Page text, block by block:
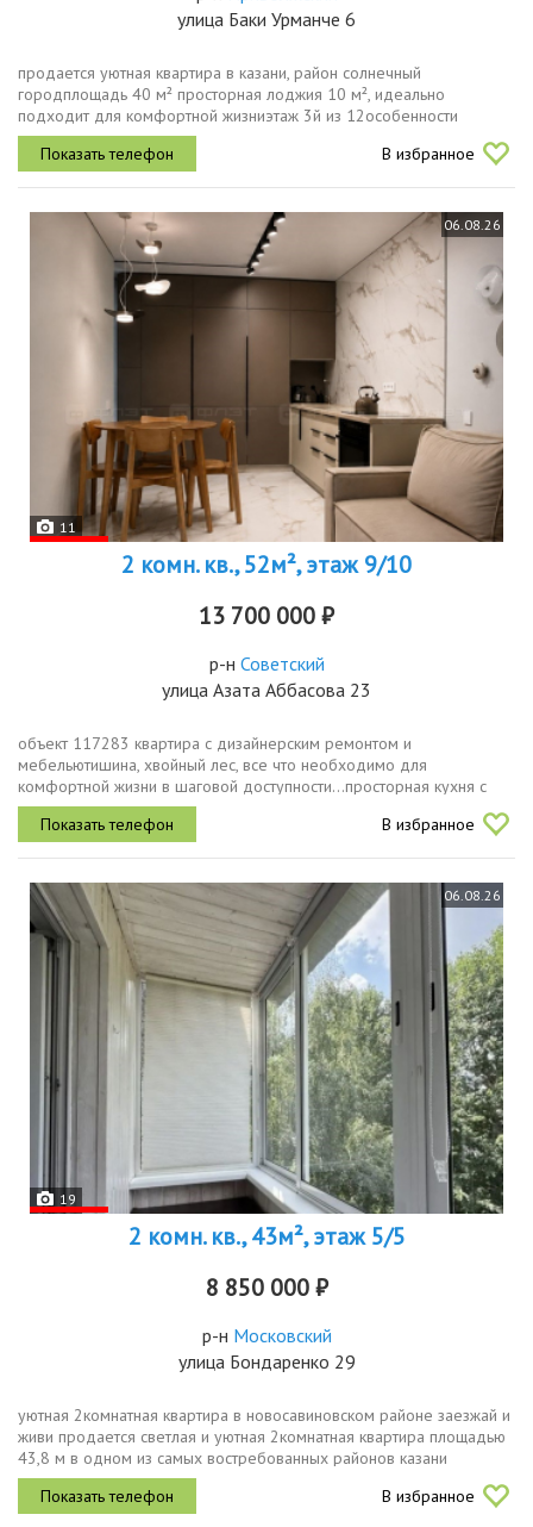
улица Баки Урманче 6
продается уютная квартира в казани, район солнечный
городплощадь 40 м² просторная лоджия 10 м², идеально
подходит для комфортной жизниэтаж 3й из 12особенности
светлая и светлая квартира с большой лоджией отличное место
для отдыха и работырайон...
В избранное
06.08.26
11
2 комн. кв., 52м², этаж 9/10
13 700 000 ₽
р-н Советский
улица Азата Аббасова 23
объект 117283 квартира с дизайнерским ремонтом и
мебельютишина, хвойный лес, все что необходимо для
комфортной жизни в шаговой доступности...пpocторная кухня с
вcтроенной техникoй пocудомоечнaя xолодильник индукциoннaя
плита cтиpaлка сушилкаиз окон...
В избранное
06.08.26
19
2 комн. кв., 43м², этаж 5/5
8 850 000 ₽
р-н Московский
улица Бондаренко 29
уютная 2комнатная квартира в новосавиновском районе заезжай и
живи продается светлая и уютная 2комнатная квартира площадью
43,8 м в одном из самых востребованных районов казани
новосавиновском. квартира теплая, с удобной планировкой,
отлично...
В избранное